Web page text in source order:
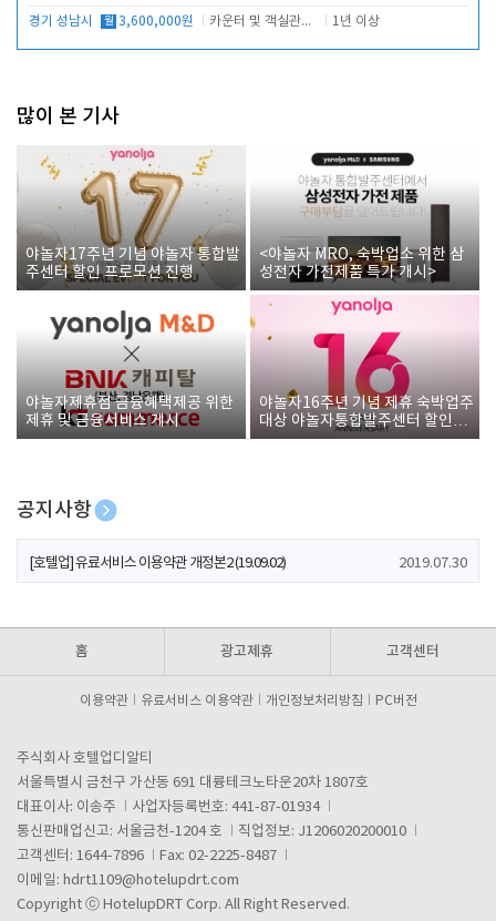
경기 성남시 월 3,600,000원 카운터 및 객실관리 전반 1년 이상
많이 본 기사
야놀자17주년 기념 야놀자 통합발
주센터 할인 프로모션 진행
<야놀자 MRO, 숙박업소 위한 삼
성전자 가전제품 특가 개시>
야놀자제휴점 금융혜택제공 위한
제휴 및 금융서비스 게시
야놀자16주년 기념 제휴 숙박업주
대상 야놀자통합발주센터 할인쿠
폰 증정
공지사항
[호텔업] 개인정보 처리방침 개정본1 (19.09.02)
[호텔업] 유료서비스 이용약관 개정본2 (19.09.02) 2019.07.30
홈 광고제휴 고객센터
이용약관 유료서비스 이용약관 개인정보처리방침 PC버전
주식회사 호텔업디알티
서울특별시 금천구 가산동 691 대륭테크노타운20차 1807호
대표이사: 이송주
사업자등록번호: 441-87-01934
통신판매업신고: 서울금천-1204 호
직업정보: J1206020200010
고객센터: 1644-7896
Fax: 02-2225-8487
이메일: hdrt1109@hotelupdrt.com
Copyright ⓒ HotelupDRT Corp. All Right Reserved.